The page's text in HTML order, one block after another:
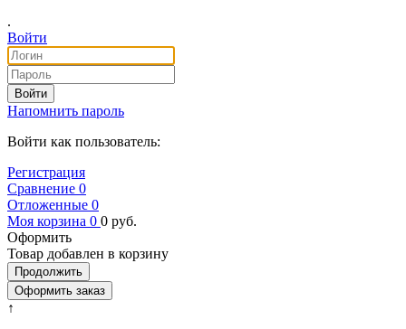
.
Войти
Войти
Напомнить пароль
Войти как пользователь:
Регистрация
Сравнение 0
Отложенные 0
Моя корзина 0 0 руб.
Оформить
Товар добавлен в корзину
Продолжить
Оформить заказ
↑